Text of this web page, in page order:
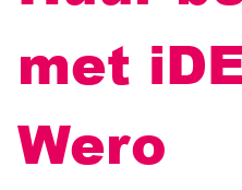
met
Wero